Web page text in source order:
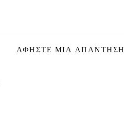
ΑΦΉΣΤΕ ΜΙΑ ΑΠΆΝΤΗΣΗ